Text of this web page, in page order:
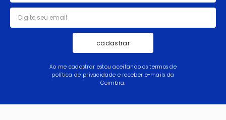
cadastrar
Ao me cadastrar estou aceitando os termos de
política de privacidade e receber e-mails da
Coimbra.